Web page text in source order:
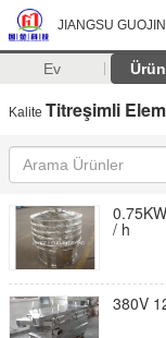
JIANGSU
Ev
Kalite Titreşimli
/ h
380V